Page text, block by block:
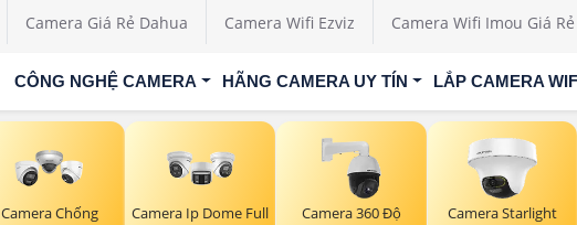
Camera Giá Rẻ Dahua Camera Wifi Ezviz Camera Wifi Imou Giá Rẻ
CÔNG NGHỆ CAMERA HÃNG CAMERA UY TÍN LẮP CAMERA
Camera Chống
Camera Ip Dome Full
Camera 360 Độ
Camera Starlight